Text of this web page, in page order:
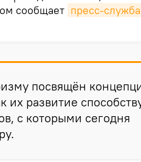
сообщает пресс-служба
посвящён
их развитие
с которыми сегодня